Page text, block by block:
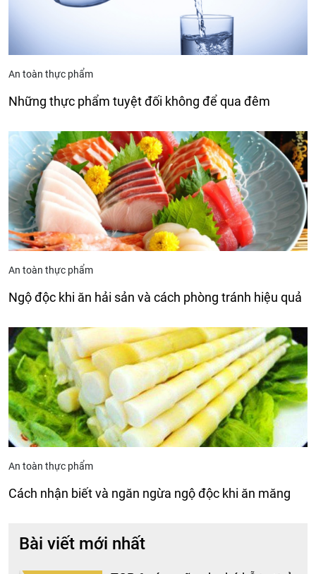
An toàn thực phẩm
Những thực phẩm tuyệt đối không để qua đêm
An toàn thực phẩm
Ngộ độc khi ăn hải sản và cách phòng tránh hiệu quả
An toàn thực phẩm
Cách nhận biết và ngăn ngừa ngộ độc khi ăn măng
Bài viết mới nhất